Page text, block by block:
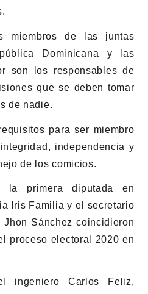
miembros de las juntas
Dominicana y las
son los responsables de
que se deben tomar
de nadie.
para ser miembro
independencia y
de los comicios.
la primera diputada en
Iris Familia y el secretario
Sánchez coincidieron
proceso electoral 2020 en
ingeniero Carlos Feliz,